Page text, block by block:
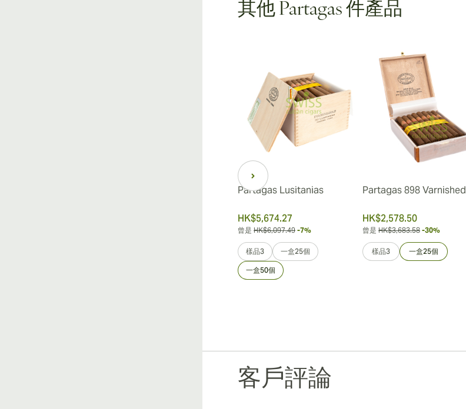
其他 Partagas 件產品
Partagas Lusitanias
HK$5,674.27
曾是 HK$6,097.49 -7%
樣品3 一盒25個
一盒50個
Partagas 898 Varnished
HK$2,578.50
曾是 HK$3,683.58 -30%
樣品3 一盒25個
客戶評論